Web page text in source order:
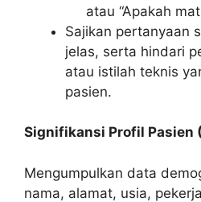
atau “Apakah
Sajikan pertanyaan
jelas, serta hindari
atau istilah teknis
pasien.
Signifikansi Profil Pasien
Mengumpulkan data
nama, alamat, usia,